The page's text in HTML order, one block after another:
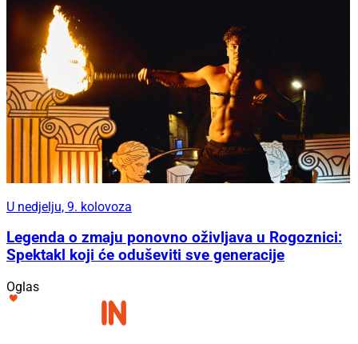
U nedjelju, 9. kolovoza
Legenda o zmaju ponovno oživljava u Rogoznici:
Spektakl koji će oduševiti sve generacije
Oglas